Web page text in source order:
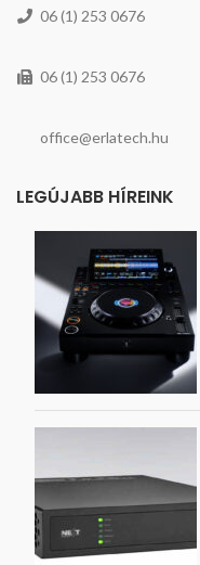
06 (1) 253 0676
06 (1) 253 0676
office@erlatech.hu
LEGÚJABB HÍREINK